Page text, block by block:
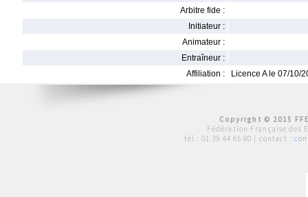
Arbitre fide :
Initiateur :
Animateur :
Entraîneur :
Affiliation :
Licence A le 07/10/
Copyright © 2015
Fédération Française des
tél : 01 39 44 65 80 | contact :